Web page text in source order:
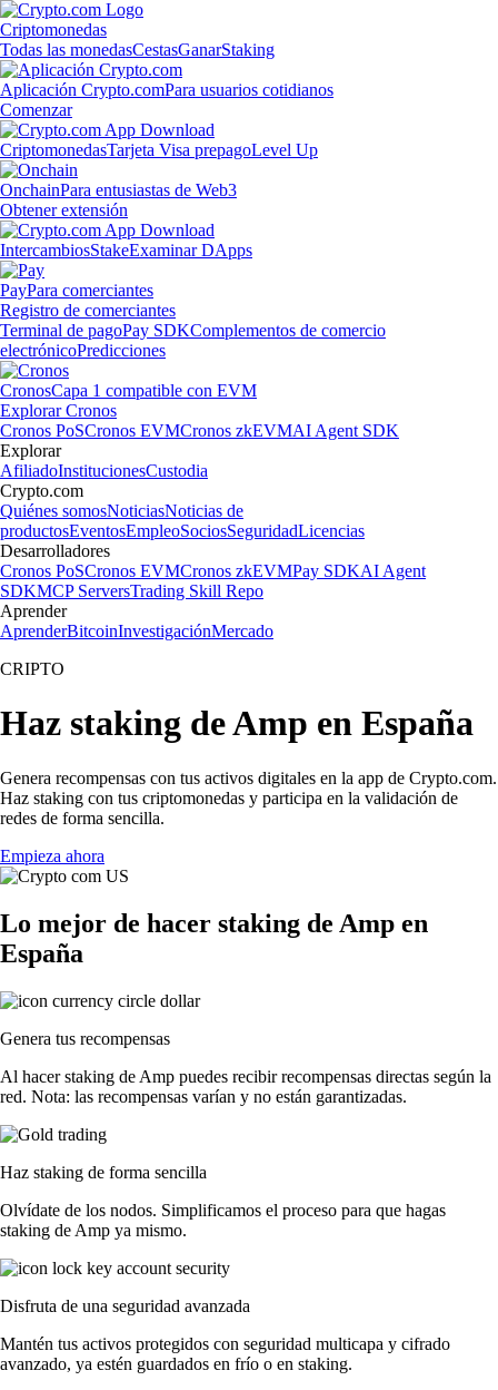
Criptomonedas
Todas las monedasCestasGanarStaking
Aplicación Crypto.comPara usuarios cotidianos
Comenzar
CriptomonedasTarjeta Visa prepagoLevel Up
OnchainPara entusiastas de Web3
Obtener extensión
IntercambiosStakeExaminar DApps
PayPara comerciantes
Registro de comerciantes
Terminal de pagoPay SDKComplementos de comercio
electrónicoPredicciones
CronosCapa 1 compatible con EVM
Explorar Cronos
Cronos PoSCronos EVMCronos zkEVMAI Agent SDK
Explorar
AfiliadoInstitucionesCustodia
Crypto.com
Quiénes somosNoticiasNoticias de
productosEventosEmpleoSociosSeguridadLicencias
Desarrolladores
Cronos PoSCronos EVMCronos zkEVMPay SDKAI Agent
SDKMCP ServersTrading Skill Repo
Aprender
AprenderBitcoinInvestigaciónMercado
CRIPTO
Haz staking de Amp en España
Genera recompensas con tus activos digitales en la app de Crypto.com.
Haz staking con tus criptomonedas y participa en la validación de
redes de forma sencilla.
Empieza ahora
Lo mejor de hacer staking de Amp en
España
Genera tus recompensas
Al hacer staking de Amp puedes recibir recompensas directas según la
red. Nota: las recompensas varían y no están garantizadas.
Haz staking de forma sencilla
Olvídate de los nodos. Simplificamos el proceso para que hagas
staking de Amp ya mismo.
Disfruta de una seguridad avanzada
Mantén tus activos protegidos con seguridad multicapa y cifrado
avanzado, ya estén guardados en frío o en staking.